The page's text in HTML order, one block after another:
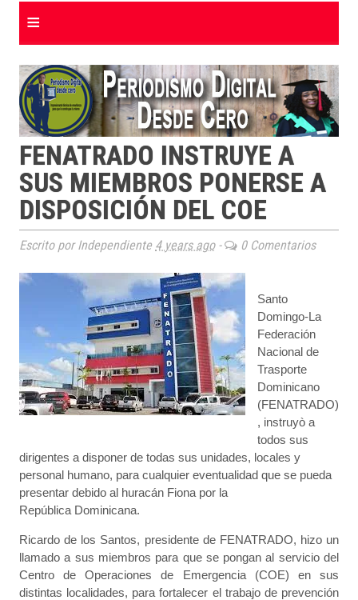
≡
FENATRADO INSTRUYE A
SUS MIEMBROS PONERSE A
DISPOSICIÓN DEL COE
Escrito por Independiente 4 years ago- 0 Comentarios
Santo
Domingo-La
Federación
Nacional de
Trasporte
Dominicano
(FENATRADO)
, instruyò a
todos sus
dirigentes a disponer de todas sus unidades, locales y
personal humano, para cualquier eventualidad que se pueda
presentar debido al huracán Fiona por la
República Dominicana.
Ricardo de los Santos, presidente de FENATRADO, hizo un
llamado a sus miembros para que se pongan al servicio del
Centro de Operaciones de Emergencia (COE) en sus
distintas localidades, para fortalecer el trabajo de prevención